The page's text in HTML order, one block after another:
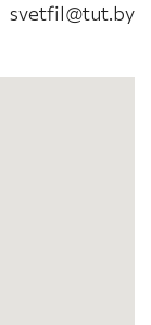
svetfil@tut.by